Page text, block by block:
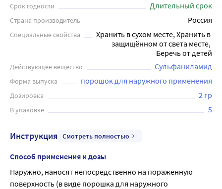
Срок годности Длительный срок
Страна производитель Россия
Специальные свойства
Хранить в сухом месте, Хранить в
защищённом от света месте,
Беречь от детей
Действующее вещество Сульфаниламид
Форма выпуска порошок для наружного применения
Дозировка 2 гр
В упаковке 5
Инструкция Смотреть полностью
Способ применения и дозы
Наружно, наносят непосредственно на пораженную
поверхность (в виде порошка для наружного